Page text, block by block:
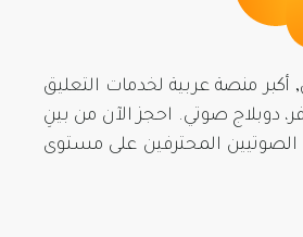
منصة عربية لخدمات التعليق
دوبلاج صوتي. احجز الآن من بينِ
المحترفين على مستوى